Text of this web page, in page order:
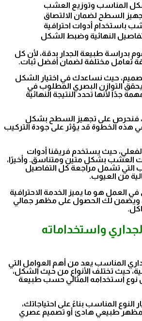
المناسب وتوزيع العشب
السطح لضمان الالتصاق
باستخدام أدوات احترافية
النهائية وضبط الشكل
بدراسة طبيعة الجدار بدقة، لأن كل
تعامل مختلفة لضمان أفضل ثبات.
حيث نساعدك في اختيار الشكل
التوازن البصري المطلوب في
جدًا لأنها تحدد النتيجة النهائية
فنحرص على تجهيز السطح بشكل
هذه الخطوة قد يؤثر على جودة التركيب
الفعلي، حيث يستخدم فريقنا أدوات
العشب بشكل متين ومتناسق. وأخيرًا،
التي تشمل مراجعة كل التفاصيل
من العيوب.
العمل هو ما يميز الخدمة الاحترافية
ويضمن لك الحصول على مظهر جمالي
واستخداماته
المناسب يعد من أهم العوامل التي
حيث تختلف الأنواع من حيث الشكل،
نوع استخدامه المثالي حسب طبيعة
المناسب بناءً على احتياجاتك،
طبيعي هادئ أو تصميم عصري